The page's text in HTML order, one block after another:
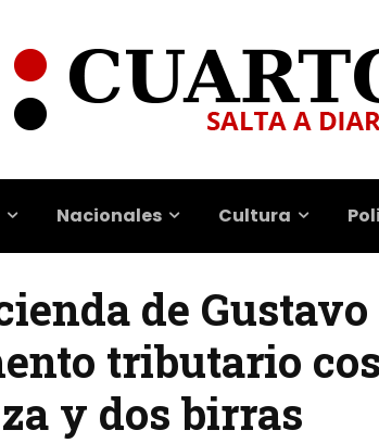
Nacionales Cultura
de Gustavo
tributario
y dos birras